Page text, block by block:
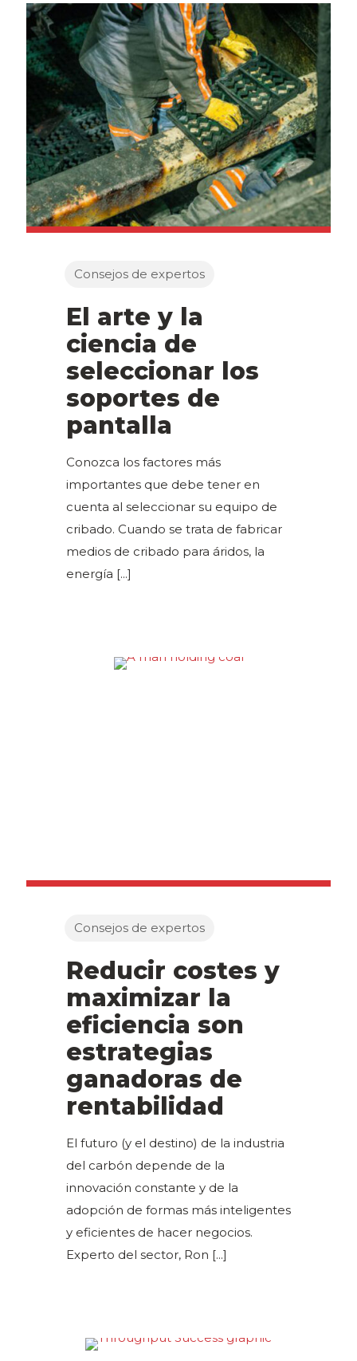
Consejos de expertos
El arte y la
ciencia de
seleccionar los
soportes de
pantalla
Conozca los factores más
importantes que debe tener en
cuenta al seleccionar su equipo de
cribado. Cuando se trata de fabricar
medios de cribado para áridos, la
energía [...]
Consejos de expertos
Reducir costes y
maximizar la
eficiencia son
estrategias
ganadoras de
rentabilidad
El futuro (y el destino) de la industria
del carbón depende de la
innovación constante y de la
adopción de formas más inteligentes
y eficientes de hacer negocios.
Experto del sector, Ron [...]